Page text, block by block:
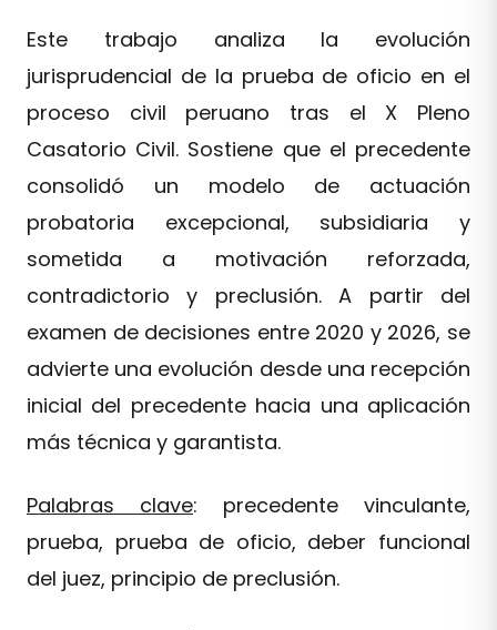
Este trabajo analiza la evolución
jurisprudencial de la prueba de oficio en el
proceso civil peruano tras el X Pleno
Casatorio Civil. Sostiene que el precedente
consolidó un modelo de actuación
probatoria excepcional, subsidiaria y
sometida a motivación reforzada,
contradictorio y preclusión. A partir del
examen de decisiones entre 2020 y 2026, se
advierte una evolución desde una recepción
inicial del precedente hacia una aplicación
más técnica y garantista.
Palabras clave: precedente vinculante,
prueba, prueba de oficio, deber funcional
del juez, principio de preclusión.